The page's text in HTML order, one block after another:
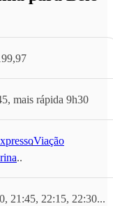
mais rápida 9h30
,Viação
...
21:45, 22:15, 22:30...